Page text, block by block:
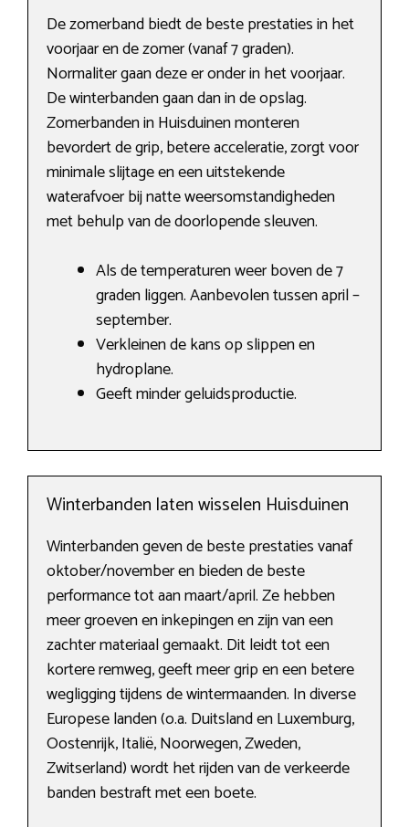
De zomerband biedt de beste prestaties in het
voorjaar en de zomer (vanaf 7 graden).
Normaliter gaan deze er onder in het voorjaar.
De winterbanden gaan dan in de opslag.
Zomerbanden in Huisduinen monteren
bevordert de grip, betere acceleratie, zorgt voor
minimale slijtage en een uitstekende
waterafvoer bij natte weersomstandigheden
met behulp van de doorlopende sleuven.
Als de temperaturen weer boven de 7
graden liggen. Aanbevolen tussen april –
september.
Verkleinen de kans op slippen en
hydroplane.
Geeft minder geluidsproductie.
Winterbanden laten wisselen Huisduinen
Winterbanden geven de beste prestaties vanaf
oktober/november en bieden de beste
performance tot aan maart/april. Ze hebben
meer groeven en inkepingen en zijn van een
zachter materiaal gemaakt. Dit leidt tot een
kortere remweg, geeft meer grip en een betere
wegligging tijdens de wintermaanden. In diverse
Europese landen (o.a. Duitsland en Luxemburg,
Oostenrijk, Italië, Noorwegen, Zweden,
Zwitserland) wordt het rijden van de verkeerde
banden bestraft met een boete.